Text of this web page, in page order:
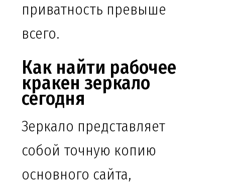
приватность превыше
всего.
Как найти рабочее
кракен зеркало
сегодня
Зеркало представляет
собой точную копию
основного сайта,